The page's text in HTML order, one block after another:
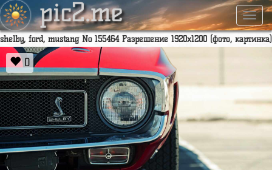
pic2.me
shelby, ford, mustang No 155464 Разрешение 1920x1200 (фото, картинка)
0